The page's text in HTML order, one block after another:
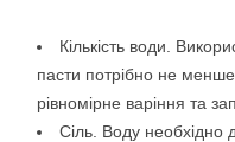
Кількість води.
пасти потрібно не
рівномірне варіння та
Сіль. Воду